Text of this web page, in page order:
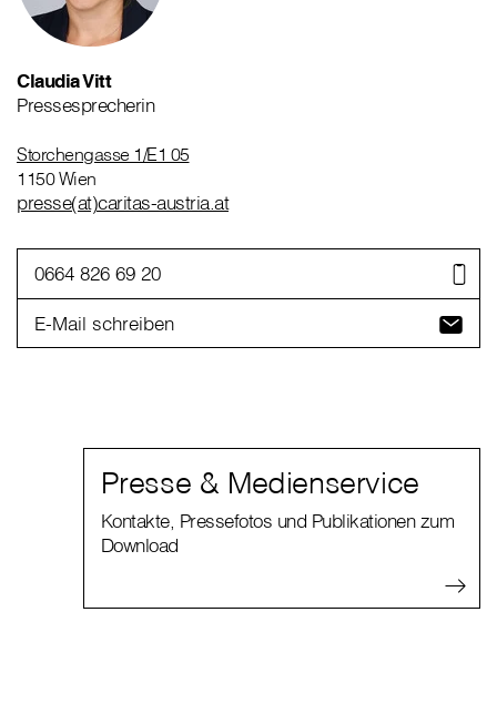
Claudia Vitt
Pressesprecherin
Storchengasse 1/E1 05
1150 Wien
presse(at)caritas-austria.at
0664 826 69 20
E-Mail schreiben
Presse & Medienservice
Kontakte, Pressefotos und Publikationen zum
Download